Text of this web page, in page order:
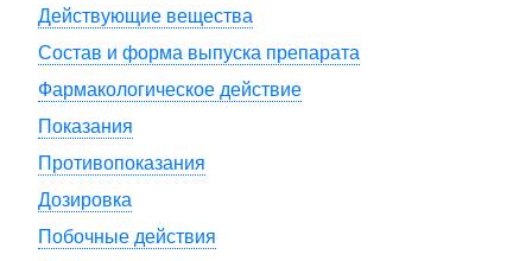
Действующие вещества
Состав и форма выпуска препарата
Фармакологическое действие
Показания
Противопоказания
Дозировка
Побочные действия